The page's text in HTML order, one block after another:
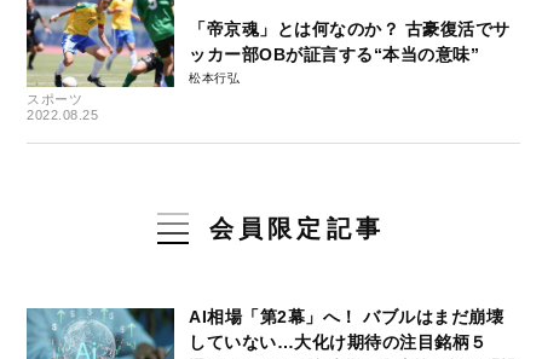
スポーツ
2022.08.25
「帝京魂」とは何なのか？ 古豪復活でサ
ッカー部OBが証言する“本当の意味”
松本行弘
会員限定記事
AI相場「第2幕」へ！ バブルはまだ崩壊
していない…大化け期待の注目銘柄５